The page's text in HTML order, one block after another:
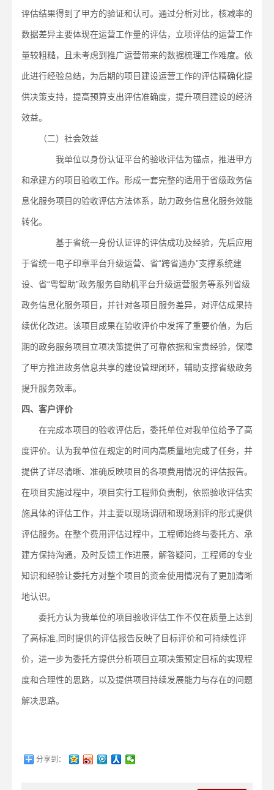
评估结果得到了甲方的验证和认可。通过分析对比，核减率的
数据差异主要体现在运营工作量的评估，立项评估的运营工作
量较粗糙，且未考虑到推广运营带来的数据梳理工作难度。依
此进行经验总结，为后期的项目建设运营工作的评估精确化提
供决策支持，提高预算支出评估准确度，提升项目建设的经济
效益。
（二）社会效益
我单位以身份认证平台的验收评估为锚点，推进甲方
和承建方的项目验收工作。形成一套完整的适用于省级政务信
息化服务项目的验收评估方法体系，助力政务信息化服务效能
转化。
基于省统一身份认证评的评估成功及经验，先后应用
于省统一电子印章平台升级运营、省“跨省通办”支撑系统建
设、省“粤智助”政务服务自助机平台升级运营服务等系列省级
政务信息化服务项目，并针对各项目服务差异，对评估成果持
续优化改进。该项目成果在验收评价中发挥了重要价值，为后
期的政务服务项目立项决策提供了可靠依据和宝贵经验，保障
了甲方推进政务信息共享的建设管理闭环，辅助支撑省级政务
提升服务效率。
四、客户评价
在完成本项目的验收评估后，委托单位对我单位给予了高
度评价。认为我单位在规定的时间内高质量地完成了任务，并
提供了详尽清晰、准确反映项目的各项费用情况的评估报告。
在项目实施过程中，项目实行工程师负责制，依照验收评估实
施具体的评估工作，并主要以现场调研和现场测评的形式提供
评估服务。在整个费用评估过程中，工程师始终与委托方、承
建方保持沟通，及时反馈工作进展，解答疑问，工程师的专业
知识和经验让委托方对整个项目的资金使用情况有了更加清晰
地认识。
委托方认为我单位的项目验收评估工作不仅在质量上达到
了高标准,同时提供的评估报告反映了目标评价和可持续性评
价，进一步为委托方提供分析项目立项决策预定目标的实现程
度和合理性的思路，以及提供项目持续发展能力与存在的问题
解决思路。
分享到：